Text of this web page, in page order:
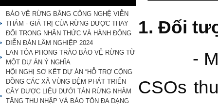
BẢO VỆ RỪNG BẰNG CÔNG NGHỆ VIỄN
THÁM - GIÁ TRỊ CỦA RỪNG ĐƯỢC THAY
ĐỔI TRONG NHẬN THỨC VÀ HÀNH ĐỘNG
DIỄN ĐÀN LÂM NGHIỆP 2024
LAN TỎA PHONG TRÀO BẢO VỆ RỪNG TỪ
MỘT DỰ ÁN Ý NGHĨA
HỘI NGHỊ SƠ KẾT DỰ ÁN “HỖ TRỢ CỘNG
ĐỒNG CÁC XÃ VÙNG ĐỆM PHÁT TRIỂN
CÂY DƯỢC LIỆU DƯỚI TÁN RỪNG NHẰM
TĂNG THU NHẬP VÀ BẢO TỒN ĐA DẠNG
1. Đối
- Mười
CSOs